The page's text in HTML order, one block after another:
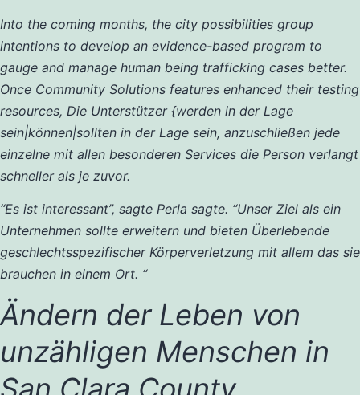
Into the coming months, the city possibilities group
intentions to develop an evidence-based program to
gauge and manage human being trafficking cases better.
Once Community Solutions features enhanced their testing
resources, Die Unterstützer {werden in der Lage
sein|können|sollten in der Lage sein, anzuschließen jede
einzelne mit allen besonderen Services die Person verlangt
schneller als je zuvor.
“Es ist interessant”, sagte Perla sagte. “Unser Ziel als ein
Unternehmen sollte erweitern und bieten Überlebende
geschlechtsspezifischer Körperverletzung mit allem das sie
brauchen in einem Ort. “
Ändern der Leben von
unzähligen Menschen in